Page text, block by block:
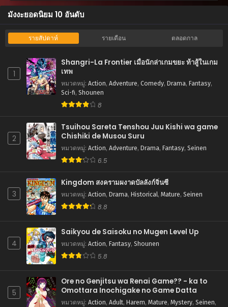
ตอนที่ 67
กุมภาพันธ์ 15, 2026
ตอนที่ 66
ตอนที่ 65
กุมภาพันธ์ 15, 2026
กุมภาพันธ์ 15, 2026
ตอนที่ 63
กุมภาพันธ์ 15, 2026
ตอนที่ 62
ตอนที่ 61
กุมภาพันธ์ 15, 2026
กุมภาพันธ์ 15, 2026
ตอนที่ 59
กุมภาพันธ์ 15, 2026
ตอนที่ 58
กุมภาพันธ์ 15, 2026
มังงะยอดนิยม 10 อันดับ
รายสัปดาห์ รายเดือน ตลอดกาล
1
Shangri-La Frontier เมื่อนักล่าเกมขยะ ท้าสู้ในเกม
เทพ
หมวดหมู่: Action, Adventure, Comedy, Drama, Fantasy,
Sci-fi, Shounen
8
2
Tsuihou Sareta Tenshou Juu Kishi wa game
Chishiki de Musou Suru
หมวดหมู่: Action, Adventure, Drama, Fantasy, Seinen
6.5
3
Kingdom สงครามผงาดบัลลังก์จิ๋นซี
หมวดหมู่: Action, Drama, Historical, Mature, Seinen
8.8
4
Saikyou de Saisoku no Mugen Level Up
หมวดหมู่: Action, Fantasy, Shounen
5.8
5
Ore no Genjitsu wa Renai Game?? - ka to
Omottara Inochigake no Game Datta
หมวดหมู่: Action, Adult, Harem, Mature, Mystery, Seinen,